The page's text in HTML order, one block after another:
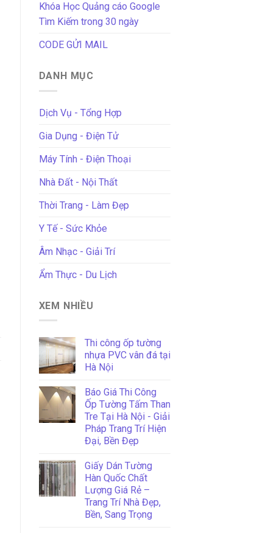
Khóa Học Quảng cáo Google
Tìm Kiếm trong 30 ngày
CODE GỬI MAIL
DANH MỤC
Dịch Vụ - Tổng Hợp
Gia Dụng - Điện Tử
Máy Tính - Điện Thoại
Nhà Đất - Nội Thất
Thời Trang - Làm Đẹp
Y Tế - Sức Khỏe
Âm Nhạc - Giải Trí
Ẩm Thực - Du Lịch
XEM NHIỀU
Thi công ốp tường
nhựa PVC vân đá tại
Hà Nội
Báo Giá Thi Công
Ốp Tường Tấm Than
Tre Tại Hà Nội - Giải
Pháp Trang Trí Hiện
Đại, Bền Đẹp
Giấy Dán Tường
Hàn Quốc Chất
Lượng Giá Rẻ –
Trang Trí Nhà Đẹp,
Bền, Sang Trọng